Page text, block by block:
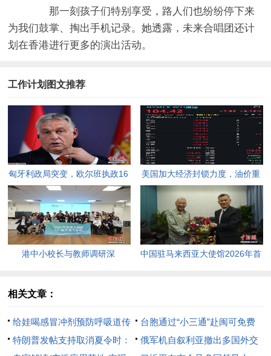
那一刻孩子们特别享受，路人们也纷纷停下来
为我们鼓掌、掏出手机记录。她透露，未来合唱团还计
划在香港进行更多的演出活动。
工作计划图文推荐
匈牙利政局突变，欧尔班执政16
年终结。
美国加大经济封锁力度，油价重
返100美元高点，黄金价格急
跌，日韩主要股指开盘走低。
港中小校长与教师调研深
课堂新路径。
中国驻马来西亚大使馆2026年首
力，帮助他们在异国他乡更好地
学习和生活。
相关文章：
给娃喝感冒冲剂预防呼吸道传
染病？不可取！
台胞通过“小三通”赴闽可免费
看《哪咤2》
特朗普发帖支持取消夏令时：
俄军机自叙利亚撤出多国外交